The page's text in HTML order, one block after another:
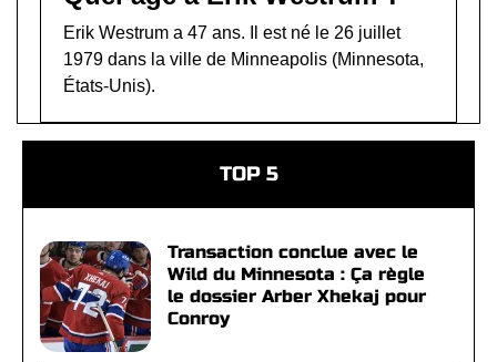
Erik Westrum a 47 ans. Il est né le 26 juillet
1979 dans la ville de Minneapolis (Minnesota,
États-Unis).
TOP 5
Transaction conclue avec le
Wild du Minnesota : Ça règle
le dossier Arber Xhekaj pour
Conroy